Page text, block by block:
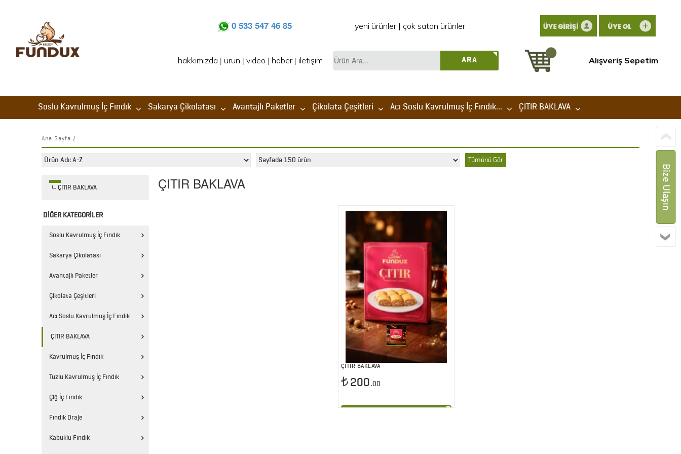
0 533 547 46 85 yeni ürünler| çok satan ürünler
hakkımızda | ürün | video | haber| iletişim
Ürün
Ara...
ARA Alışveriş Sepetim
Soslu Kavrulmuş İç Fındık Sakarya Çikolatası Avantajlı Paketler Çikolata Çeşitleri Acı Soslu Kavrulmuş İç Fındık... ÇITIR BAKLAVA
Ana Sayfa /
ÇITIR BAKLAVA
DİĞER KATEGORİLER
Soslu Kavrulmuş İç Fındık
Sakarya Çikolatası
Avantajlı Paketler
Çikolata Çeşitleri
Acı Soslu Kavrulmuş İç Fındık
ÇITIR BAKLAVA
Kavrulmuş İç Fındık
Tuzlu Kavrulmuş İç Fındık
Çiğ İç Fındık
Fındık Draje
Kabuklu Fındık
ÇITIR BAKLAVA
ÇITIR BAKLAVA
200 .00